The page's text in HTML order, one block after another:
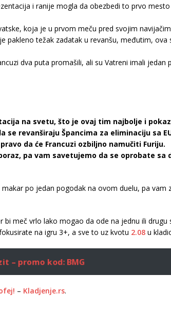
i ranije mogla da obezbedi to prvo
koja je u prvom meču pred svojim
pakleno težak zadatak u revanšu, međutim, ova
dva puta promašili, ali su Vatreni imali
na svetu, što je ovaj tim najbolje i
revanširaju Špancima za eliminaciju sa
da će Francuzi ozbiljno namučiti Furiju.
pa vam savetujemo da se oprobate sa
po jedan pogodak na ovom duelu, pa
meč vrlo lako mogao da ode na jednu ili
na igru 3+, a sve to uz kvotu 2.08 u
– promo kod: BMG
– Kladjenje.rs.